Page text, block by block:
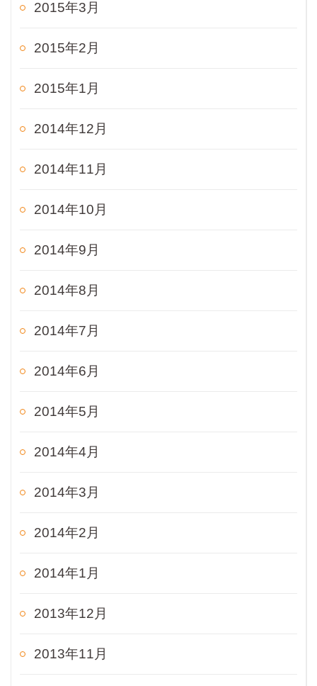
2015年3月
2015年2月
2015年1月
2014年12月
2014年11月
2014年10月
2014年9月
2014年8月
2014年7月
2014年6月
2014年5月
2014年4月
2014年3月
2014年2月
2014年1月
2013年12月
2013年11月